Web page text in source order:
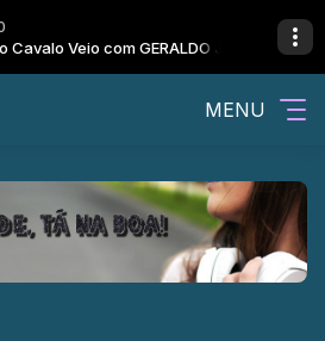
Veio com GERALDO JR E O RANCHO
com LUIZ HENRIQUE PELICIA
MENU